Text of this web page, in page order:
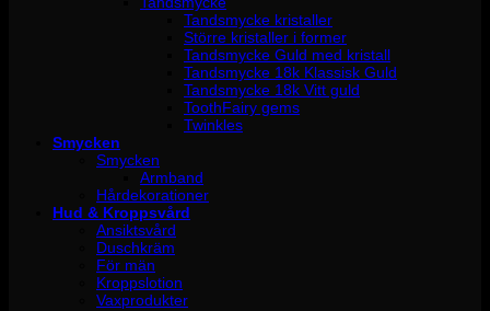
Tandsmycke kristaller
Större kristaller i former
Tandsmycke Guld med kristall
Tandsmycke 18k Klassisk Guld
Tandsmycke 18k Vitt guld
ToothFairy gems
Twinkles
Smycken
Smycken
Armband
Hårdekorationer
Hud & Kroppsvård
Ansiktsvård
Duschkräm
För män
Kroppslotion
Vaxprodukter